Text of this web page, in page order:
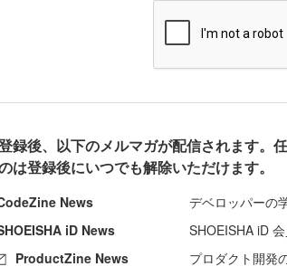
録後、以下のメルマガが配信されます。
は登録後にいつでも解除いただけます。
News
デベロッパーの
iD News
SHOEISHA iD
ProductZine News
プロダクト開発